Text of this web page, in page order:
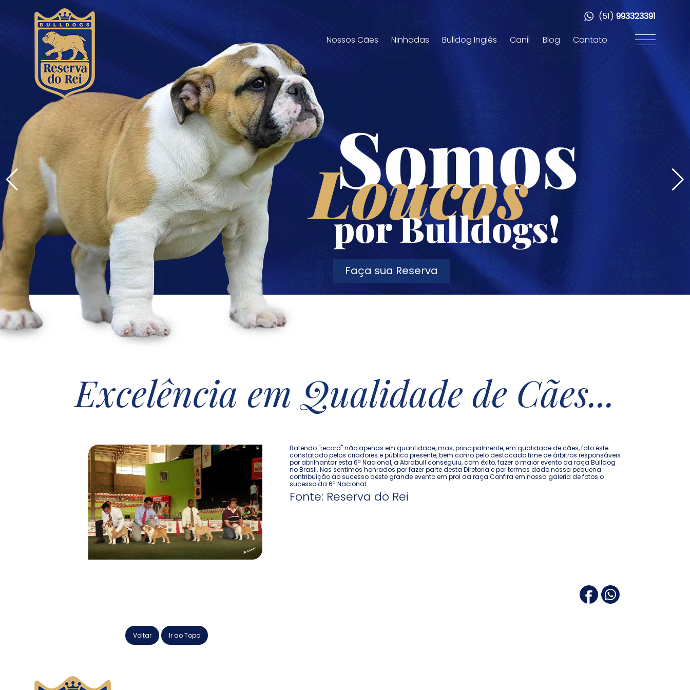
Somos
Loucos
por Bulldogs!
Faça sua Reserva
Nossos Cães Ninhadas Bulldog Inglês Canil Blog Contato
(51) 993323391
Excelência em Qualidade de Cães...
Batendo "record" não apenas em quantidade, mas, principalmente, em qualidade de cães, fato este
constatado pelos criadores e público presente, bem como pelo destacado time de árbitros responsáveis
por abrilhantar esta 6ª Nacional, a Abrabull conseguiu, com êxito, fazer o maior evento da raça Bulldog
no Brasil. Nos sentimos honrados por fazer parte desta Diretoria e por termos dado nossa pequena
contribuição ao sucesso deste grande evento em prol da raça.Confira em nossa galeria de fotos o
sucesso da 6ª Nacional.
Fonte: Reserva do Rei
Voltar Ir ao Topo